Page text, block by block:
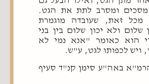
מסכים ומסרב לתת את הגט.
מכל זאת, שעובדה מוגמרת
שלום ולא יכון שלום בין בני
הוא כאומר "אנא נמי לא
ויש לכפותו לגט, ע"ש.
באה"ע סימן קנ"ד סעיף